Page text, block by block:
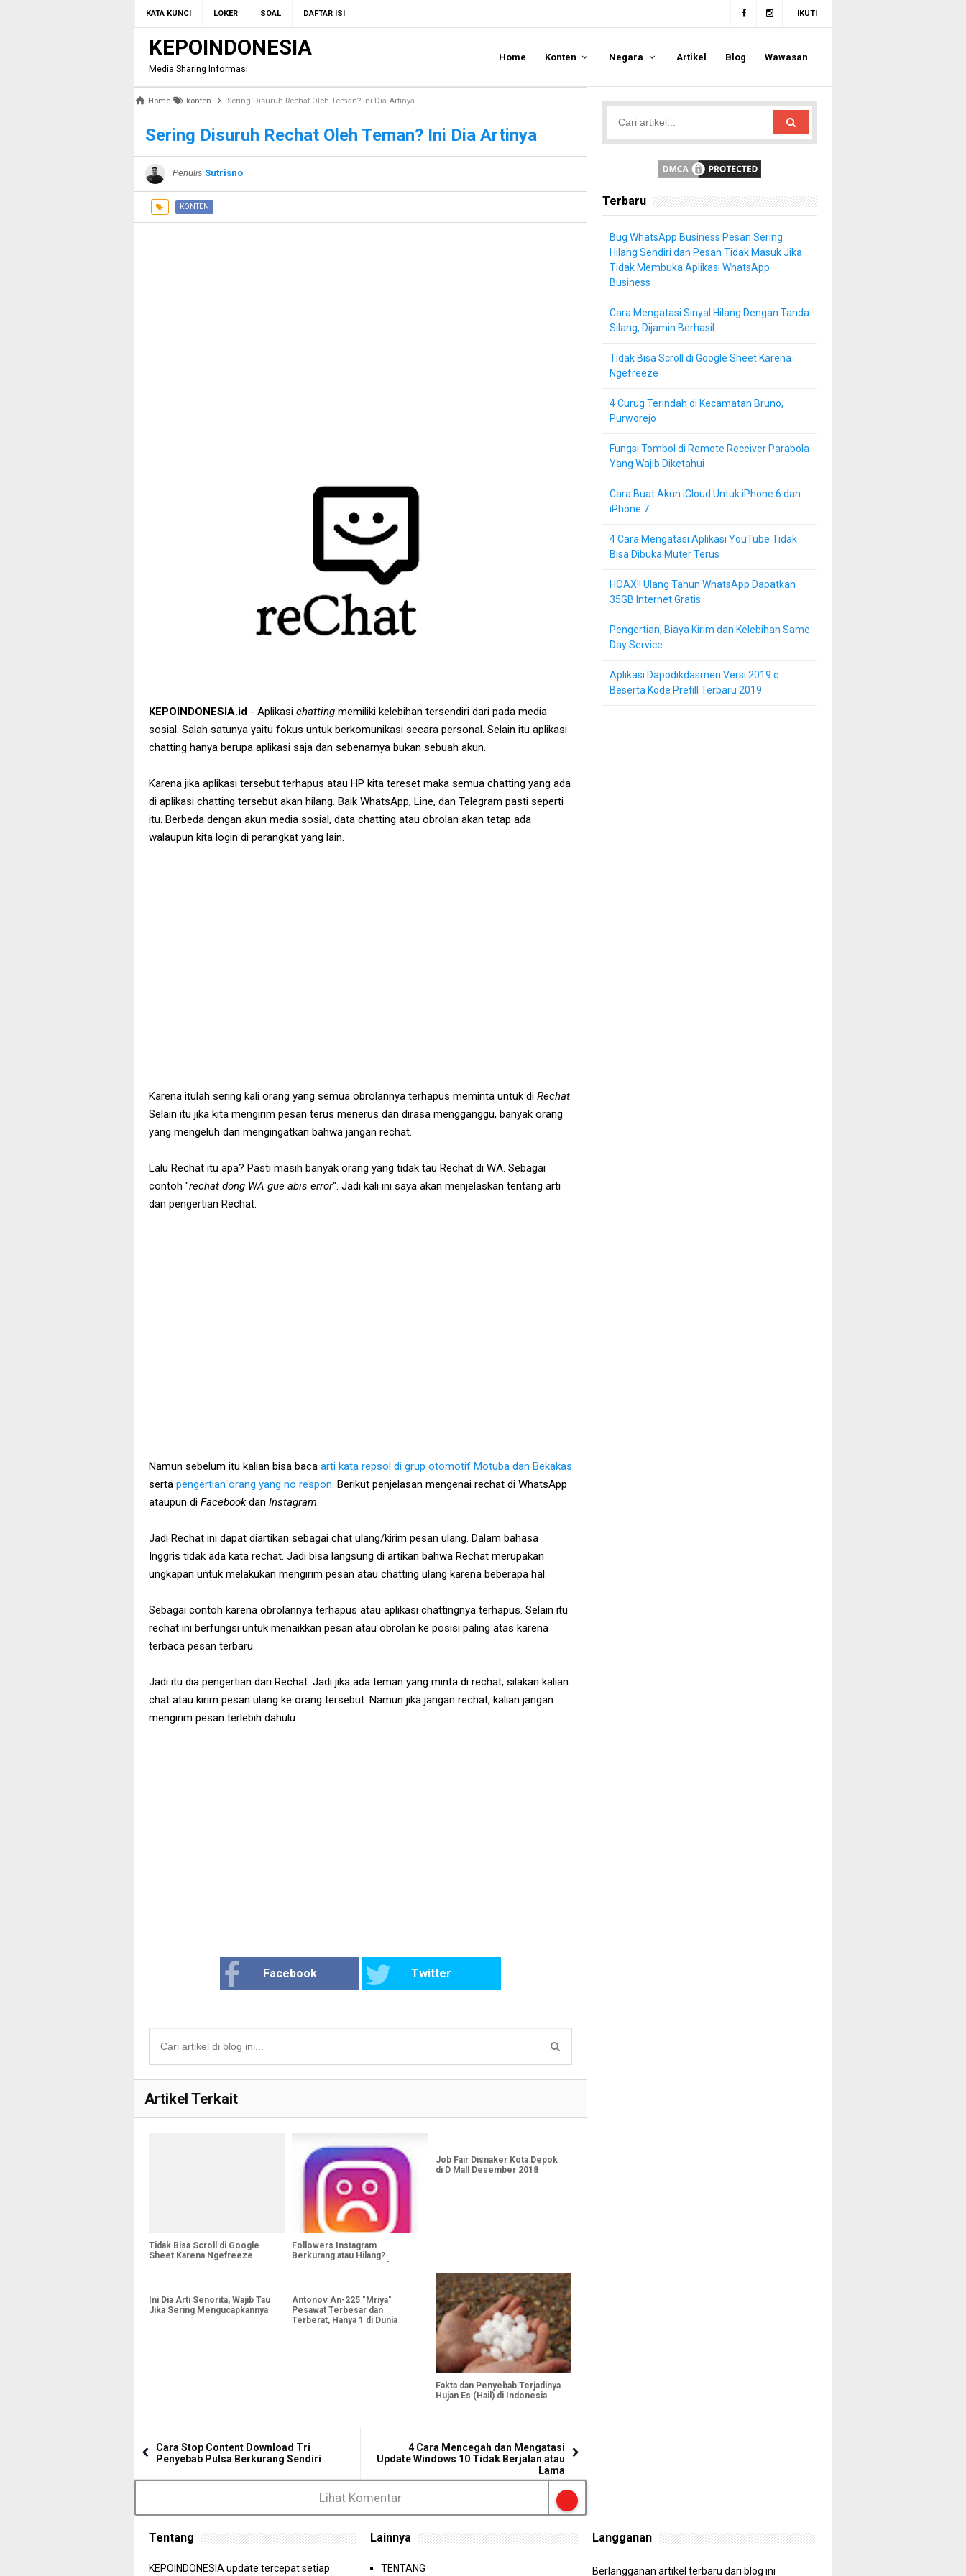
KATA KUNCI LOKER SOAL DAFTAR ISI IKUTI
KEPOINDONESIA
Media Sharing Informasi
Home Konten Negara Artikel Blog Wawasan
Home konten Sering Disuruh Rechat Oleh Teman? Ini Dia Artinya
Sering Disuruh Rechat Oleh Teman? Ini Dia Artinya
Penulis Sutrisno
KONTEN
KEPOINDONESIA.id - Aplikasi chatting memiliki kelebihan tersendiri dari pada media
sosial. Salah satunya yaitu fokus untuk berkomunikasi secara personal. Selain itu aplikasi
chatting hanya berupa aplikasi saja dan sebenarnya bukan sebuah akun.
Karena jika aplikasi tersebut terhapus atau HP kita tereset maka semua chatting yang ada
di aplikasi chatting tersebut akan hilang. Baik WhatsApp, Line, dan Telegram pasti seperti
itu. Berbeda dengan akun media sosial, data chatting atau obrolan akan tetap ada
walaupun kita login di perangkat yang lain.
Karena itulah sering kali orang yang semua obrolannya terhapus meminta untuk di Rechat.
Selain itu jika kita mengirim pesan terus menerus dan dirasa mengganggu, banyak orang
yang mengeluh dan mengingatkan bahwa jangan rechat.
Lalu Rechat itu apa? Pasti masih banyak orang yang tidak tau Rechat di WA. Sebagai
contoh "rechat dong WA gue abis error". Jadi kali ini saya akan menjelaskan tentang arti
dan pengertian Rechat.
Namun sebelum itu kalian bisa baca arti kata repsol di grup otomotif Motuba dan Bekakas
serta pengertian orang yang no respon. Berikut penjelasan mengenai rechat di WhatsApp
ataupun di Facebookdan Instagram.
Jadi Rechat ini dapat diartikan sebagai chat ulang/kirim pesan ulang. Dalam bahasa
Inggris tidak ada kata rechat. Jadi bisa langsung di artikan bahwa Rechat merupakan
ungkapan untuk melakukan mengirim pesan atau chatting ulang karena beberapa hal.
Sebagai contoh karena obrolannya terhapus atau aplikasi chattingnya terhapus. Selain itu
rechat ini berfungsi untuk menaikkan pesan atau obrolan ke posisi paling atas karena
terbaca pesan terbaru.
Jadi itu dia pengertian dari Rechat. Jadi jika ada teman yang minta di rechat, silakan kalian
chat atau kirim pesan ulang ke orang tersebut. Namun jika jangan rechat, kalian jangan
mengirim pesan terlebih dahulu.
Facebook Twitter
Artikel Terkait
Tidak Bisa Scroll di Google
Sheet Karena Ngefreeze
Followers Instagram
Berkurang atau Hilang?
Ternyata Instagram Sedang
Job Fair Disnaker Kota Depok
di D Mall Desember 2018
Ini Dia Arti Senorita, Wajib Tau
Jika Sering Mengucapkannya
Antonov An-225 "Mriya"
Pesawat Terbesar dan
Terberat, Hanya 1 di Dunia
Fakta dan Penyebab Terjadinya
Hujan Es (Hail) di Indonesia
Cara Stop Content Download Tri
Penyebab Pulsa Berkurang Sendiri
4 Cara Mencegah dan Mengatasi
Update Windows 10 Tidak Berjalan atau
Lama
Lihat Komentar
Terbaru
Bug WhatsApp Business Pesan Sering
Hilang Sendiri dan Pesan Tidak Masuk Jika
Tidak Membuka Aplikasi WhatsApp
Business
Cara Mengatasi Sinyal Hilang Dengan Tanda
Silang, Dijamin Berhasil
Tidak Bisa Scroll di Google Sheet Karena
Ngefreeze
4 Curug Terindah di Kecamatan Bruno,
Purworejo
Fungsi Tombol di Remote Receiver Parabola
Yang Wajib Diketahui
Cara Buat Akun iCloud Untuk iPhone 6 dan
iPhone 7
4 Cara Mengatasi Aplikasi YouTube Tidak
Bisa Dibuka Muter Terus
HOAX!! Ulang Tahun WhatsApp Dapatkan
35GB Internet Gratis
Pengertian, Biaya Kirim dan Kelebihan Same
Day Service
Aplikasi Dapodikdasmen Versi 2019.c
Beserta Kode Prefill Terbaru 2019
Tentang
KEPOINDONESIA update tercepat setiap
Lainnya
TENTANG
Langganan
Berlangganan artikel terbaru dari blog ini